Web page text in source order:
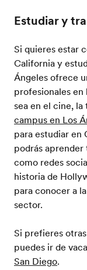
Estudiar y
Si quieres estar
California y
Ángeles ofrece
profesionales
sea en el cine,
campus en Los
para estudiar en
podrás
como redes
historia de
para conocer a
sector.
Si prefieres
puedes ir de
San Diego.